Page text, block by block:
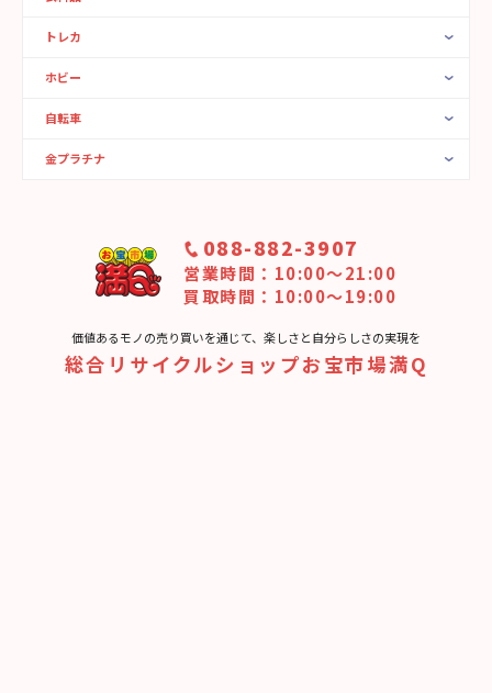
トレカ
ホビー
自転車
金プラチナ
088-882-3907
営業時間：10:00〜21:00
買取時間：10:00～19:00
価値あるモノの売り買いを通じて、楽しさと⾃分らしさの実現を
総合リサイクルショップお宝市場満Q